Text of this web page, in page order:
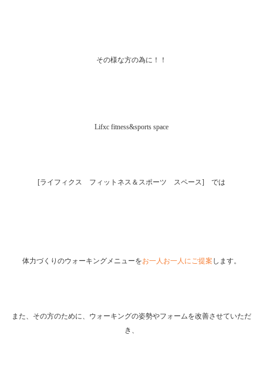
その様な方の為に！！
Lifxc fitness&sports space
[ライフィクス フィットネス＆スポーツ スペース] では
体力づくりのウォーキングメニューをお一人お一人にご提案 します。
また、その方のために、ウォーキングの姿勢やフォームを改善させていただ
き、